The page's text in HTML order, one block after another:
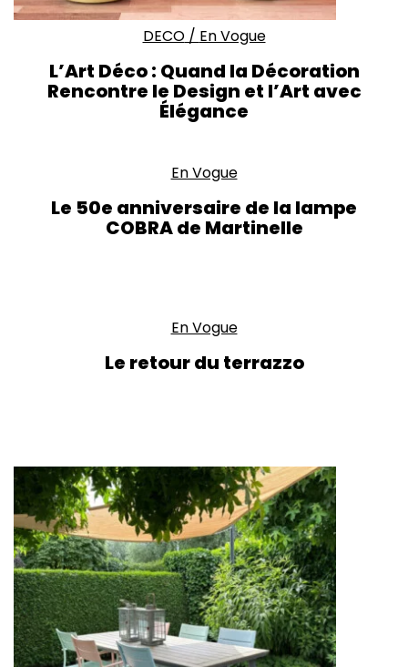
DECO/ En Vogue
L’Art Déco : Quand la Décoration
Rencontre le Design et l’Art avec
Élégance
En Vogue
Le 50e anniversaire de la lampe
COBRA de Martinelle
En Vogue
Le retour du terrazzo